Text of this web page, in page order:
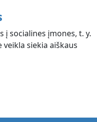
į socialines įmones, t. y.
siekia aiškaus